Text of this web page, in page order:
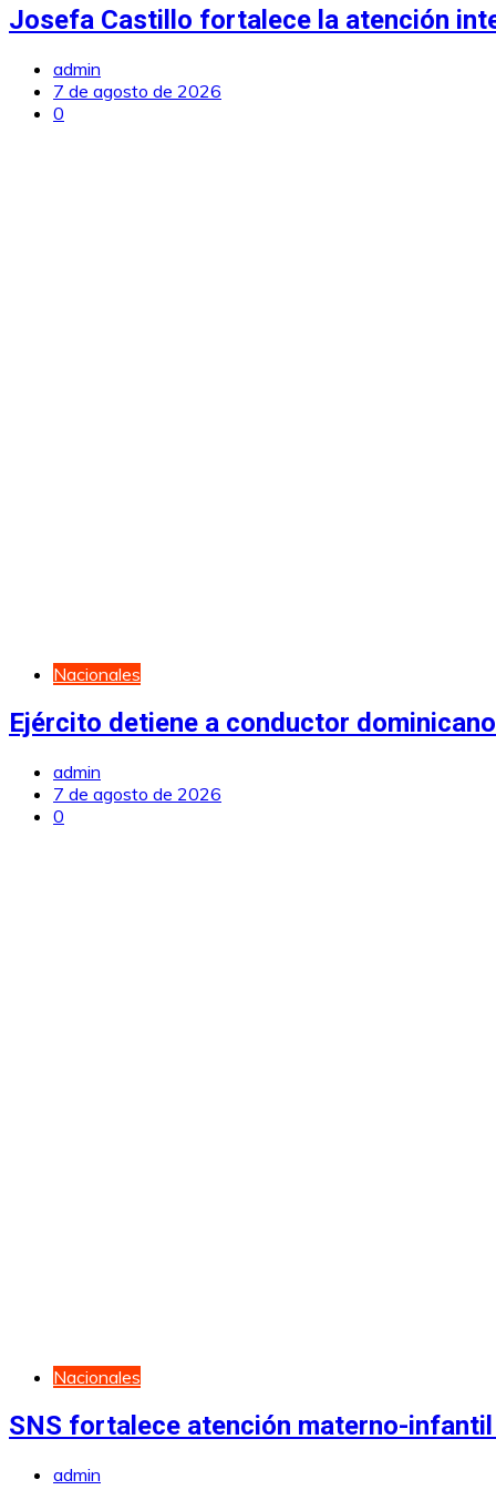
Josefa Castillo fortalece la atención
admin
7 de agosto de 2026
0
Nacionales
Ejército detiene a conductor
admin
7 de agosto de 2026
0
Nacionales
SNS fortalece atención materno-
admin